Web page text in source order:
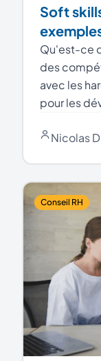
Soft
Qu'est-ce
des
avec les
pour les
Nicolas D
Conseil RH